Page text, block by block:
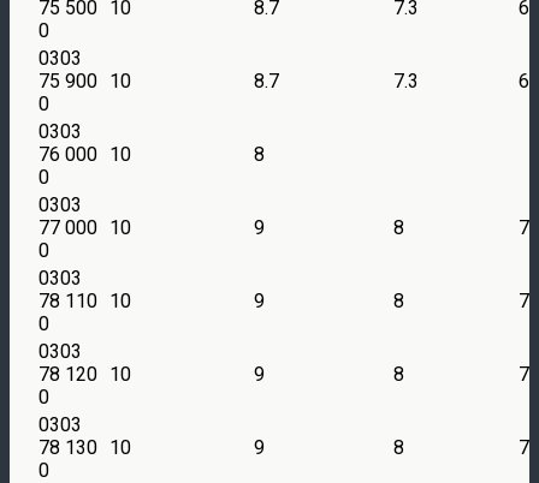
75 500
0
10 8.7 7.3 6
0303
75 900
0
10 8.7 7.3 6
0303
76 000
0
10 8
0303
77 000
0
10 9 8 7
0303
78 110
0
10 9 8 7
0303
78 120
0
10 9 8 7
0303
78 130
0
10 9 8 7